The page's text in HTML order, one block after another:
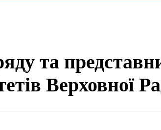
про участь членів Уряду та представників
та
Верховної